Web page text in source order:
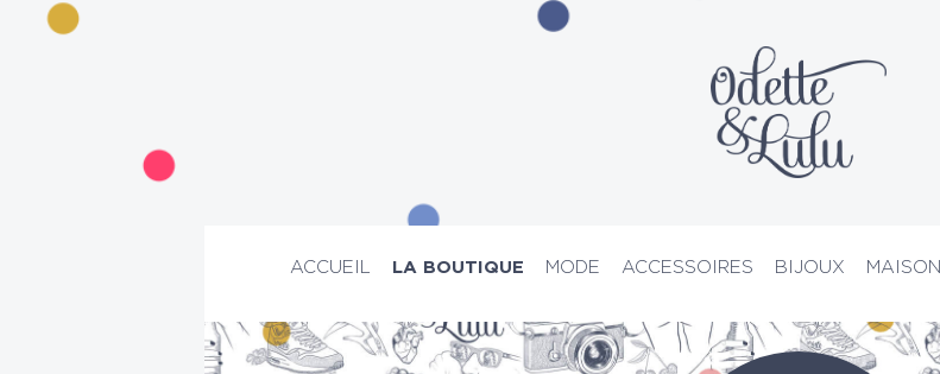
ACCUEIL LA BOUTIQUE MODE ACCESSOIRES BIJOUX MAISON
PRIX D’ATELIER